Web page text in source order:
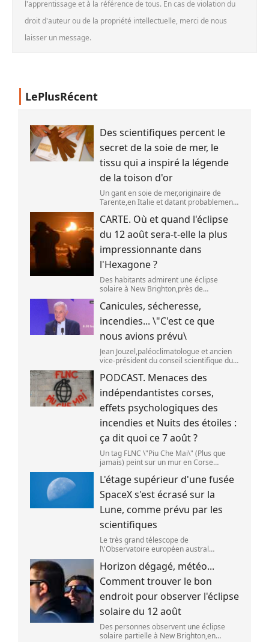
l'apprentissage et à la référence de tous. En cas de violation du
droit d'auteur ou de la propriété intellectuelle, merci de nous
laisser un message.
LePlusRécent
Des scientifiques percent le
secret de la soie de mer, le
tissu qui a inspiré la légende
de la toison d'or
Un gant en soie de mer,originaire de
Tarente,en Italie et datant probablement
JOHN HILL)
CARTE. Où et quand l'éclipse
du 12 août sera-t-elle la plus
impressionnante dans
l'Hexagone ?
Des habitants admirent une éclipse
solaire à New Brighton,près de
septembre 2025. (SANKA VIDANAGAMA )
Canicules, sécheresse,
incendies... \"C'est ce que
nous avions prévu\
Jean Jouzel,paléoclimatologue et ancien
vice-président du conseil scientifique du
(FRANCEINFO / RADIO FRANCE)
PODCAST. Menaces des
indépendantistes corses,
effets psychologiques des
incendies et Nuits des étoiles :
ça dit quoi ce 7 août ?
Un tag FLNC \"Piu Che Mai\" (Plus que
jamais) peint sur un mur en Corse
CASABIANCA )
L'étage supérieur d'une fusée
SpaceX s'est écrasé sur la
Lune, comme prévu par les
scientifiques
Le très grand télescope de
l\'Observatoire européen austral
que l\'étage supérieur d\'une fusée de
SpaceX s\'est bien écrasé sur la Lune,le 5
aoû
Horizon dégagé, météo...
Comment trouver le bon
endroit pour observer l'éclipse
solaire du 12 août
Des personnes observent une éclipse
solaire partielle à New Brighton,en